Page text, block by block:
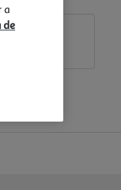
a
de